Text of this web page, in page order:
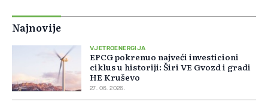
Najnovije
VJETROENERGIJA
EPCG pokrenuo najveći investicioni
ciklus u historiji: Širi VE Gvozd i gradi
HE Kruševo
27. 06. 2026.